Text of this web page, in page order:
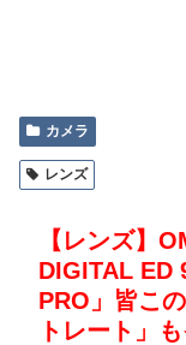
カメラ
レンズ
【レンズ】
DIGITAL ED
PRO」皆こ
トレート」